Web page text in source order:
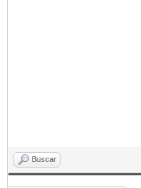
Buscar